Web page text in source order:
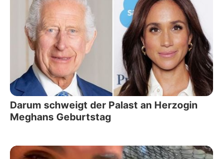
Darum schweigt der Palast an Herzogin
Meghans Geburtstag